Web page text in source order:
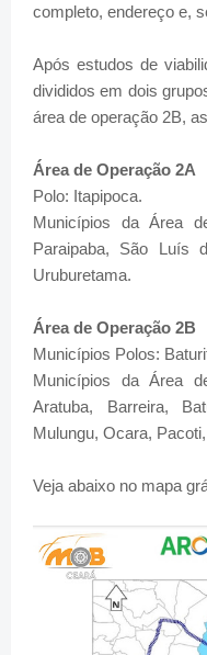
completo, endereço e,
Após estudos de
divididos em dois
área de operação 2B,
Área de Operação 2A
Polo: Itapipoca.
Municípios da Área
Paraipaba, São Luís
Uruburetama.
Área de Operação 2B
Municípios Polos:
Municípios da Área
Aratuba, Barreira,
Mulungu, Ocara,
Veja abaixo no mapa